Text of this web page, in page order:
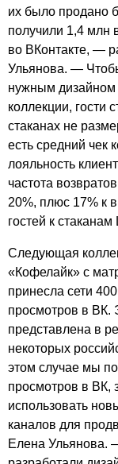
их было продано
получили 1,4 млн
во ВКонтакте, —
Ульянова. —
нужным дизайном
коллекции, гости
стаканах не
есть средний чек
лояльность
частота
20%, плюс 17% к
гостей к
Следующая
«Кофелайк» с
принесла сети
просмотров в ВК.
представлена в
некоторых
этом случае мы
просмотров в ВК,
использовать
каналов для
Елена Ульянова.